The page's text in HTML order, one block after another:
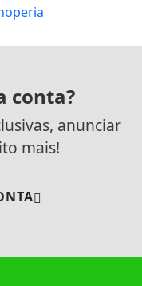
conta?
anunciar
mais!